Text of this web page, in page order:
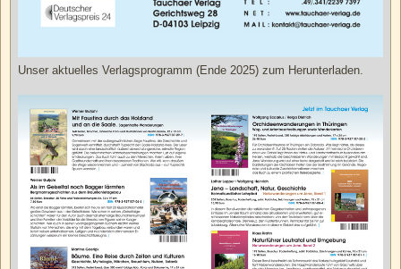
Unser aktuelles Verlagsprogramm (Ende 2025) zum Herunterladen.